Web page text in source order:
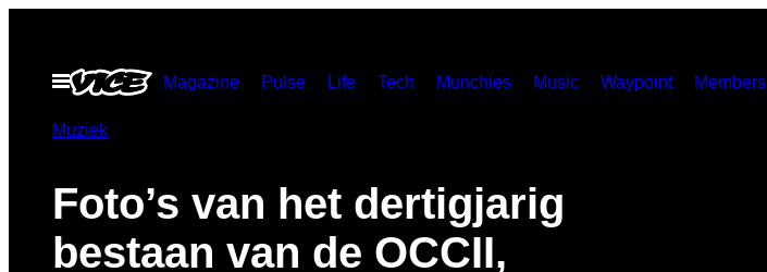
inhoud
Open
menu
Magazine Pulse Life Tech Munchies Music Waypoint Members
Muziek
Foto’s van het dertigjarig
bestaan van de OCCII,